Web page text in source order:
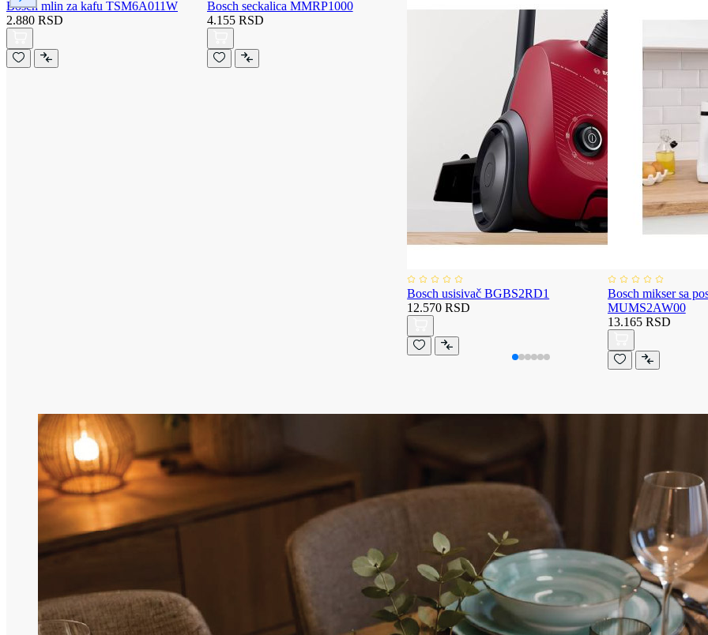
Bosch mlin za kafu TSM6A011W
2.880 RSD
Bosch seckalica MMRP1000
4.155 RSD
Bosch usisivač BGBS2RD1
12.570 RSD
Bosch mikser sa
MUMS2AW00
13.165 RSD